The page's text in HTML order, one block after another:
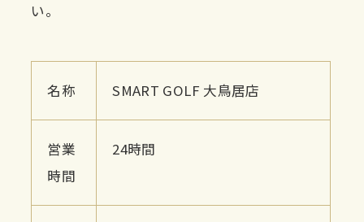
い。
名称 SMART GOLF 大鳥居店
営業
時間
24時間